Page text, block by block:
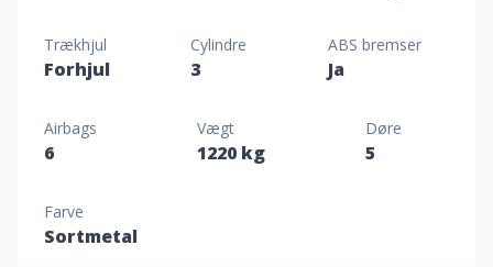
Trækhjul
Forhjul
Cylindre
3
ABS bremser
Ja
Airbags
6
Vægt
1220 kg
Døre
5
Farve
Sortmetal